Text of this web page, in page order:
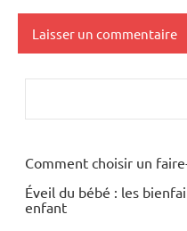
Comment choisir un
Éveil du bébé : les
enfant